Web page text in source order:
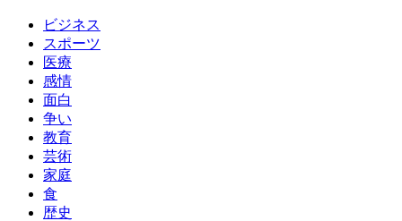
ビジネス
スポーツ
医療
感情
面白
争い
教育
芸術
家庭
食
歴史